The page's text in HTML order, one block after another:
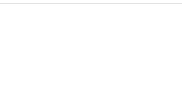
E-mail*